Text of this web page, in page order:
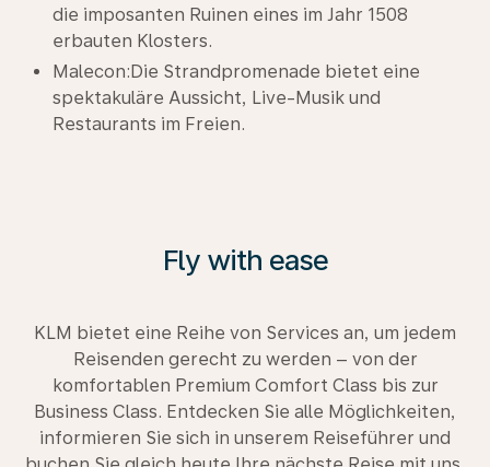
die imposanten Ruinen eines im Jahr 1508
erbauten Klosters.
Malecon:Die Strandpromenade bietet eine
spektakuläre Aussicht, Live-Musik und
Restaurants im Freien.
Fly with ease
KLM bietet eine Reihe von Services an, um jedem
Reisenden gerecht zu werden – von der
komfortablen Premium Comfort Class bis zur
Business Class. Entdecken Sie alle Möglichkeiten,
informieren Sie sich in unserem Reiseführer und